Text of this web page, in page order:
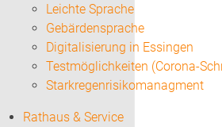
Leichte Sprache
Gebärdensprache
Digitalisierung in Essingen
Testmöglichkeiten (Corona-
Starkregenrisikomanagment
Rathaus & Service